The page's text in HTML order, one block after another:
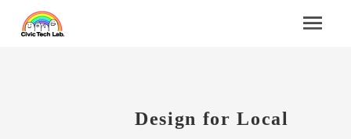
Design for Local